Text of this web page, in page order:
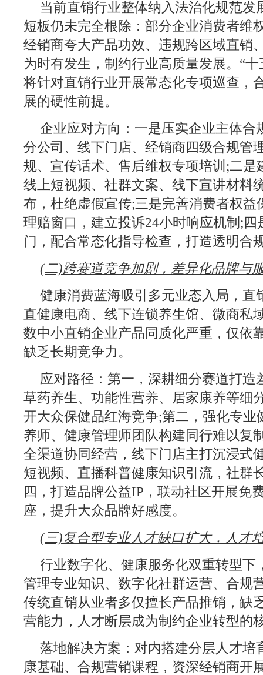
当前直销行业整体纳入法治化规范发
短板仍未完全根除：部分企业消费者维
经销商夸大产品功效、违规跨区域直销
为时有发生，制约行业高质量发展。“
将针对直销行业开展常态化专项巡查，
展的硬性前提。
企业应对方向：一是压实企业主体合
分公司、线下门店、经销商四级合规管
规、宣传话术、售后维权专项培训;二是
线上短视频、社群文案、线下宣讲材料
布，杜绝虚假宣传;三是完善消费者权益
理赔窗口，建立投诉24小时响应机制;
门，配合常态化指导检查，打造透明合
(二)跨赛道竞争加剧，差异化品牌与
健康消费蓝海吸引多元业态入局，直
直健康电商、线下连锁养生馆、微商私
数中小直销企业产品同质化严重，仅依
缺乏长期竞争力。
应对路径：第一，深耕细分赛道打造
草药养生、功能性营养、居家康养等细
开大众保健品红海竞争;第二，强化专业
养师、健康管理师团队构建同行难以复
全渠道协同经营，线下门店主打沉浸式
短视频、直播科普健康知识引流，社群
四，打造品牌公益IP，联动社区开展免
座，提升大众品牌好感度。
(三)复合型专业人才缺口扩大，人才
行业数字化、健康服务化双重转型下
管理专业知识、数字化社群运营、合规
传统直销从业者多仅擅长产品推销，缺
营能力，人才断层成为制约企业转型的
落地解决方案：对内搭建分层人才培
康基础、合规营销课程，资深经销商开